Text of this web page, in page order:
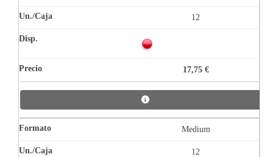
12
17,75 €
Medium
12